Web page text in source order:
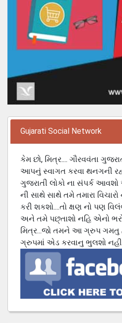
Gujarati Social Network
કેમ છો, મિત્ર.... ગૌરવવંતા
આપનું સ્વાગત કરવા થનગની
ગુજરાતી લોકો ના સંપર્ક
ની સાથે સાથે તમે તમારા
કરી શકશો....તો ક્ષણ નો પણ
અને તમે પછ્તાશો નહિ એનો
મિત્ર...જો તમને આ ગ્રુપ ગમતુ
ગ્રુપમાં એડ કરવાનુ ભુલશો